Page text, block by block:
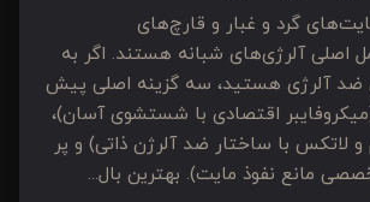
گرد و غبار و قارچ‌های
اصلی آلرژی‌های شبانه هستند. اگر به
ضد آلرژی هستید، سه گزینه اصلی پیش
(میکروفایبر اقتصادی با شستشوی آسان)،
لاتکس با ساختار ضد آلرژن ذاتی) و پر
مانع نفوذ مایت). بهترین بال...